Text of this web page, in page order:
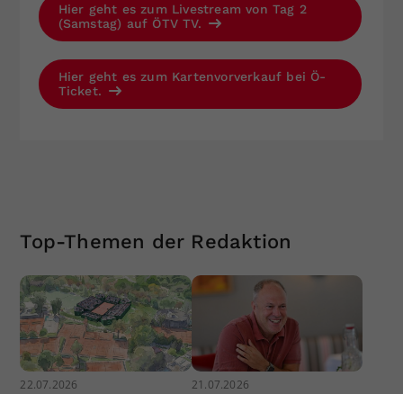
Hier geht es zum Livestream von Tag 2
(Samstag) auf ÖTV TV.
Hier geht es zum Kartenvorverkauf bei Ö-
Ticket.
Top-Themen der Redaktion
22.07.2026 21.07.2026